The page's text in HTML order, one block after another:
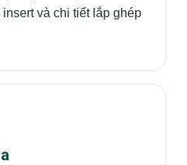
và chi tiết lắp ghép